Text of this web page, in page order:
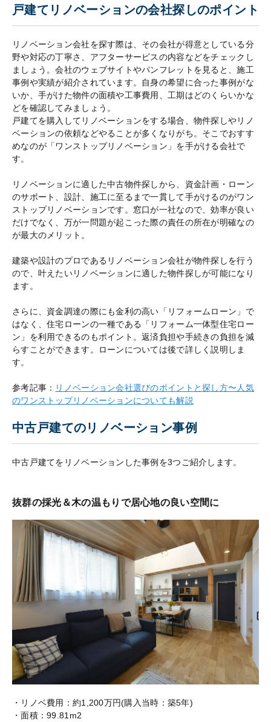
戸建てリノベーションの会社探しのポイント
リノベーション会社を探す際は、その会社が得意としている分
野や対応の丁寧さ、アフターサービスの内容などをチェックし
ましょう。会社のウェブサイトやパンフレットを見ると、施工
事例や実績が紹介されています。自身の希望に合った事例がな
いか、手がけた物件の面積や工事費用、工期はどのくらいかな
どを確認してみましょう。
戸建てを購入してリノベーションをする場合、物件探しやリノ
ベーションの依頼などやることが多くなりがち。そこでおすす
めなのが「ワンストップリノベーション」を手がける会社で
す。
リノベーションに適した中古物件探しから、資金計画・ローン
のサポート、設計、施工に至るまで一貫して手がけるのがワン
ストップリノベーションです。窓口が一社なので、効率が良い
だけでなく、万が一問題が起こった際の責任の所在が明確なの
が最大のメリット。
建築や設計のプロであるリノベーション会社が物件探しを行う
ので、叶えたいリノベーションに適した物件探しが可能になり
ます。
さらに、資金調達の際にも金利の高い「リフォームローン」で
はなく、住宅ローンの一種である「リフォーム一体型住宅ロー
ン」を利用できるのもポイント。返済負担や手続きの負担を減
らすことができます。ローンについては後で詳しく説明しま
す。
参考記事： リノベーション会社選びのポイントと探し方〜人気
のワンストップリノベーションについても解説
中古戸建てのリノベーション事例
中古戸建てをリノベーションした事例を3つご紹介します。
抜群の採光＆木の温もりで居心地の良い空間に
・リノベ費用：約1,200万円(購入当時：築5年)
・面積：99.81m2